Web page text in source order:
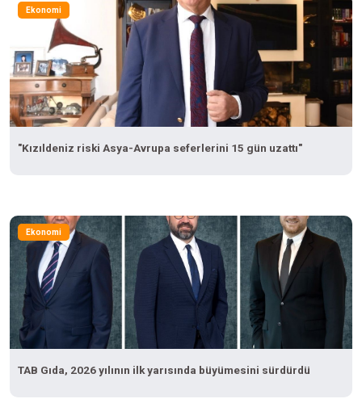
Ekonomi
"Kızıldeniz riski Asya-Avrupa seferlerini 15 gün uzattı"
Ekonomi
TAB Gıda, 2026 yılının ilk yarısında büyümesini sürdürdü